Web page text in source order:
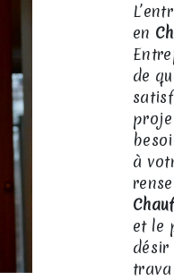
en
de
à
et le
désir